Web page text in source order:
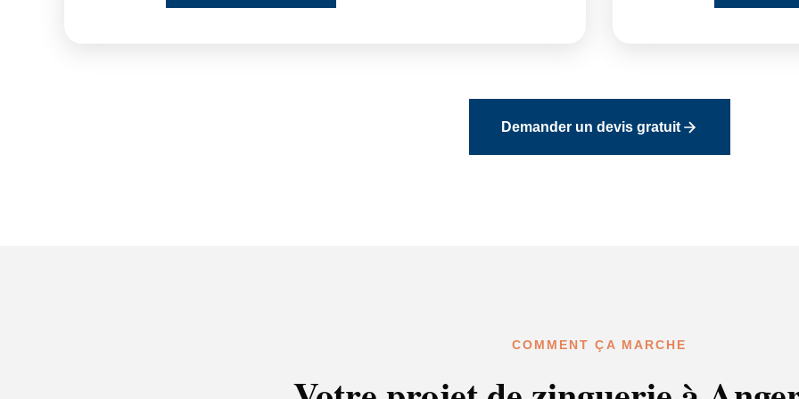
Demander un devis gratuit
COMMENT ÇA MARCHE